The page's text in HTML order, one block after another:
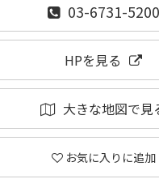
03-6731-5200
HPを見る
大きな地図で見
お気に入りに追加